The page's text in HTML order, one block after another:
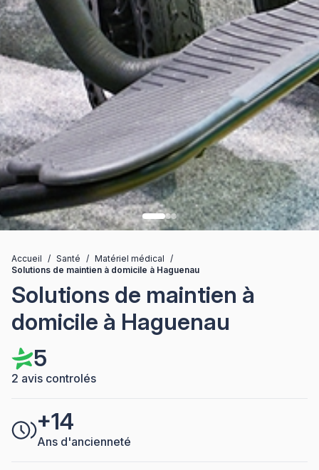
Accueil / Santé / Matériel médical /
Solutions de maintien à domicile à Haguenau
Solutions de maintien à
domicile à Haguenau
5
2 avis controlés
+14
Ans d'ancienneté